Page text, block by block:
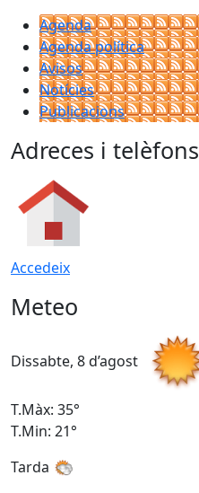
Agenda
Agenda política
Avisos
Notícies
Publicacions
Adreces i telèfons
Accedeix
Meteo
Dissabte, 8 d’agost
T.Màx: 35°
T.Min: 21°
Tarda